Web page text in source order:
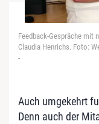
Feedback-Gespräche mit
Claudia Henrichs. Foto:
-
Auch umgekehrt
Denn auch der